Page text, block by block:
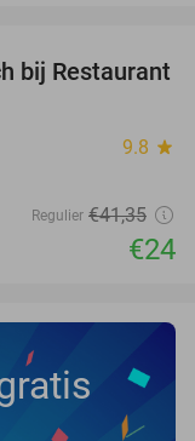
42%
bij Restaurant
9.8 star
Regulier €41,35
€24